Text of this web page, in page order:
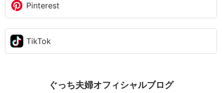
Pinterest
TikTok
ぐっち夫婦オフィシャルブログ